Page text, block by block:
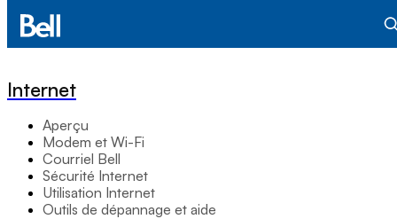
Internet
Aperçu
Modem et Wi-Fi
Courriel Bell
Sécurité Internet
Utilisation Internet
Outils de dépannage et aide